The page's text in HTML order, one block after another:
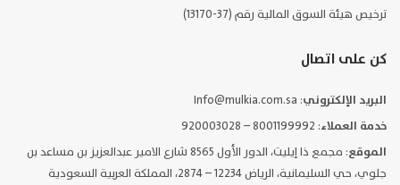
ترخيص هيئة السوق المالية رقم (37-13170)
كن على اتصال
البريد الإلكتروني: Info@mulkia.com.sa
خدمة العملاء: 8001199992 – 920003028
الموقع
: مجمع ذا إيليت، الدور الأول 8565 شارع الامير عبدالعزيز بن مساعد بن
جلوي، حي السليمانية، الرياض 12234 – 2874، المملكة العربية السعودية